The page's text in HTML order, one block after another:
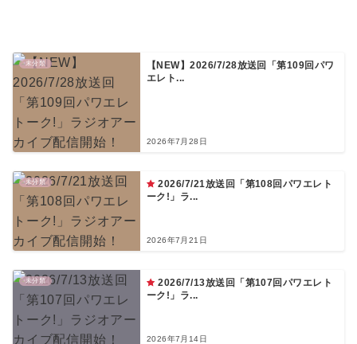
未分類
【NEW】2026/7/28放送回「第109回パワ
エレト...
2026年7月28日
未分類
2026/7/21放送回「第108回パワエレト
ーク!」ラ...
2026年7月21日
未分類
2026/7/13放送回「第107回パワエレト
ーク!」ラ...
2026年7月14日